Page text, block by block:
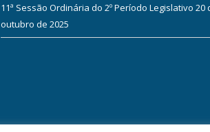
11ª Sessão Ordinária do 2º Período Legislativo 20
outubro de 2025